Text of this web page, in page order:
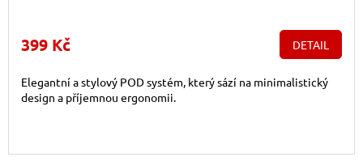
399 Kč DETAIL
Elegantní a stylový POD systém, který sází na minimalistický
design a příjemnou ergonomii.